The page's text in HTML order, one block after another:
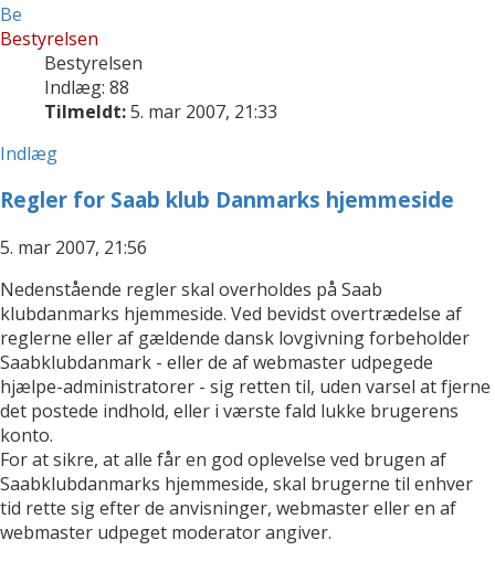
Be
Bestyrelsen
Bestyrelsen
Indlæg: 88
Tilmeldt:5. mar 2007, 21:33
Indlæg
Regler for Saab klub Danmarks hjemmeside
5. mar 2007, 21:56
Nedenstående regler skal overholdes på Saab
klubdanmarks hjemmeside. Ved bevidst overtrædelse af
reglerne eller af gældende dansk lovgivning forbeholder
Saabklubdanmark - eller de af webmaster udpegede
hjælpe-administratorer - sig retten til, uden varsel at fjerne
det postede indhold, eller i værste fald lukke brugerens
konto.
For at sikre, at alle får en god oplevelse ved brugen af
Saabklubdanmarks hjemmeside, skal brugerne til enhver
tid rette sig efter de anvisninger, webmaster eller en af
webmaster udpeget moderator angiver.